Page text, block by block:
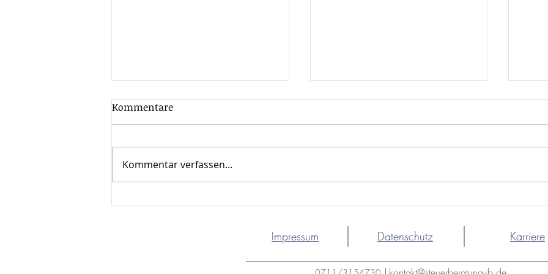
Mandanten
Mandanten
2026
2026
Kommentare
Kommentar verfassen...
Datenschutz Karriere
Impressum